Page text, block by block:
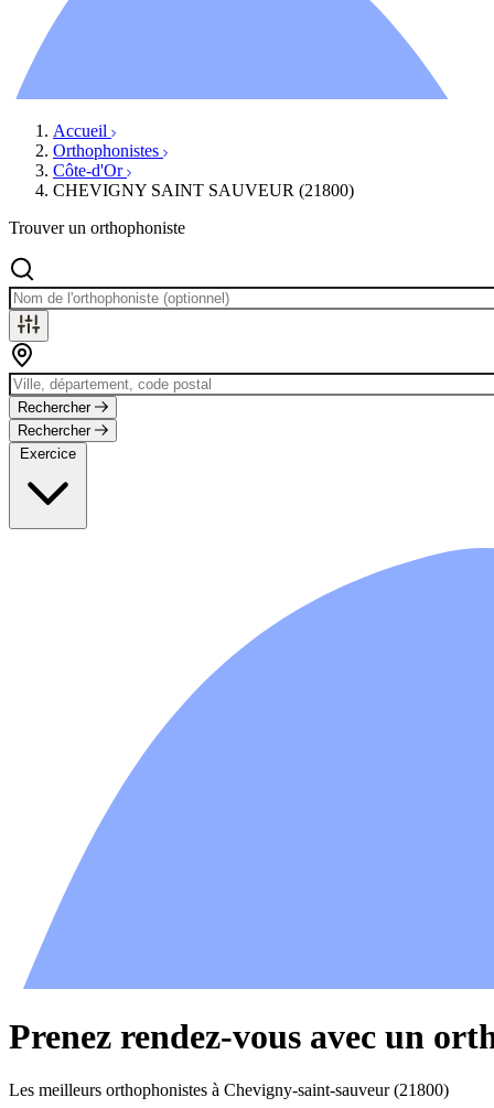
Évènements
Accueil
Orthophonistes
Côte-d'Or
CHEVIGNY SAINT SAUVEUR (21800)
Trouver un orthophoniste
Rechercher
Rechercher
Exercice
Prenez rendez-vous avec un
Les meilleurs orthophonistes à Chevigny-saint-sauveur (21800)